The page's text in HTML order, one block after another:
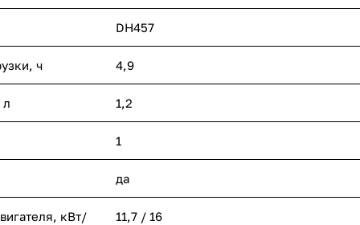
DH457
ч 4,9
л 1,2
1
да
кВт/ 11,7 / 16